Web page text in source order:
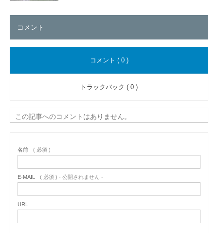
コメント
コメント ( 0 )
トラックバック ( 0 )
この記事へのコメントはありません。
名前 ( 必須 )
E-MAIL ( 必須 ) - 公開されません -
URL